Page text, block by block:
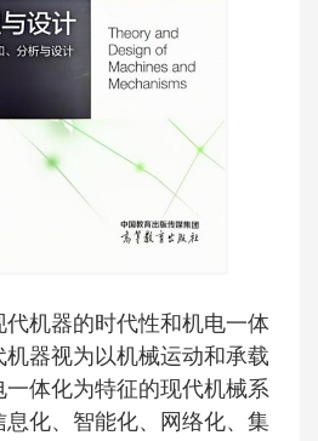
机器的时代性和机电一体
器视为以机械运动和承载
体化为特征的现代机械系
化、智能化、网络化、集